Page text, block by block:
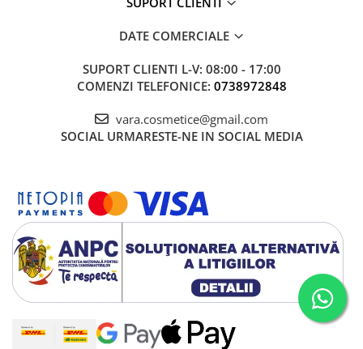
DATE COMERCIALE
SUPORT CLIENTI L-V: 08:00 - 17:00
COMENZI TELEFONICE: 0738972848
vara.cosmetice@gmail.com
SOCIAL URMARESTE-NE IN SOCIAL MEDIA